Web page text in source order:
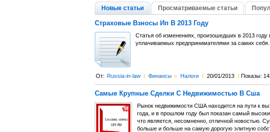
Новые статьи Просматриваемые статьи
Страховые Взносы Ип В 2013 Году
Статья об изменениях, произошедших в 2013 году
уплачиваемых предпринимателями за самих себя.
От: Russia-in-law l Финансы > Налоги l 20/01/2013 l Показы:
Самые Крупные Сделки С Недвижимостью В Сша
Рынок недвижимости США находится на пути к
года, и в прошлом году был показан самый
что является, несомненно, отличной новостью.
больше и больше на самую дорогую элитную